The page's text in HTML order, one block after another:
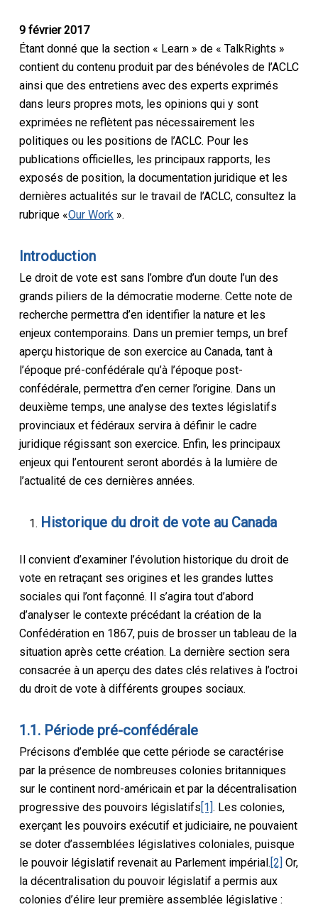
9 février 2017
Étant donné que la section « Learn » de « TalkRights »
contient du contenu produit par des bénévoles de l’ACLC
ainsi que des entretiens avec des experts exprimés
dans leurs propres mots, les opinions qui y sont
exprimées ne reflètent pas nécessairement les
politiques ou les positions de l’ACLC. Pour les
publications officielles, les principaux rapports, les
exposés de position, la documentation juridique et les
dernières actualités sur le travail de l’ACLC, consultez la
rubrique «Our Work».
Introduction
Le droit de vote est sans l’ombre d’un doute l’un des
grands piliers de la démocratie moderne. Cette note de
recherche permettra d’en identifier la nature et les
enjeux contemporains. Dans un premier temps, un bref
aperçu historique de son exercice au Canada, tant à
l’époque pré-confédérale qu’à l’époque post-
confédérale, permettra d’en cerner l’origine. Dans un
deuxième temps, une analyse des textes législatifs
provinciaux et fédéraux servira à définir le cadre
juridique régissant son exercice. Enfin, les principaux
enjeux qui l’entourent seront abordés à la lumière de
l’actualité de ces dernières années.
Historique du droit de vote au Canada
Il convient d’examiner l’évolution historique du droit de
vote en retraçant ses origines et les grandes luttes
sociales qui l’ont façonné. Il s’agira tout d’abord
d’analyser le contexte précédant la création de la
Confédération en 1867, puis de brosser un tableau de la
situation après cette création. La dernière section sera
consacrée à un aperçu des dates clés relatives à l’octroi
du droit de vote à différents groupes sociaux.
1.1. Période pré-confédérale
Précisons d’emblée que cette période se caractérise
par la présence de nombreuses colonies britanniques
sur le continent nord-américain et par la décentralisation
progressive des pouvoirs législatifs[1]. Les colonies,
exerçant les pouvoirs exécutif et judiciaire, ne pouvaient
se doter d’assemblées législatives coloniales, puisque
le pouvoir législatif revenait au Parlement impérial.[2] Or,
la décentralisation du pouvoir législatif a permis aux
colonies d’élire leur première assemblée législative :